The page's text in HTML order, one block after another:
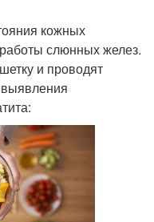
кожных
слюнных желез.
и проводят